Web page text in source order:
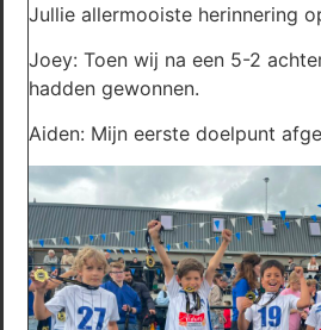
Jullie allermooiste herinnering
Joey: Toen wij na een 5-2
hadden gewonnen.
Aiden: Mijn eerste doelpunt